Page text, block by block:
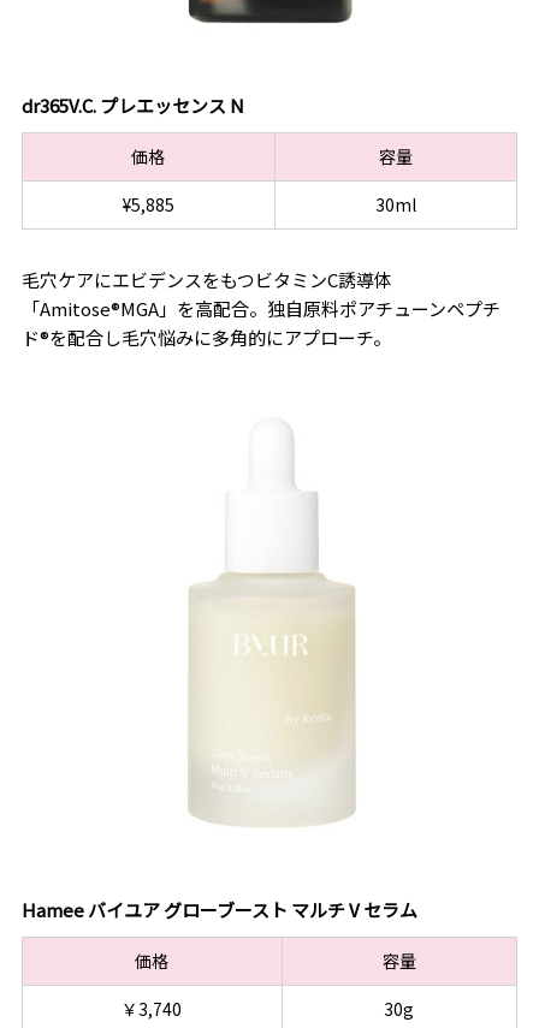
dr365V.C. プレエッセンス N
価格
容量
¥5,885
30ml
毛穴ケアにエビデンスをもつビタミンC誘導体
「Amitose®MGA」を高配合。独自原料ポアチューンペプチ
ド®を配合し毛穴悩みに多角的にアプローチ。
Hamee バイユア グローブースト マルチ V セラム
価格
容量
￥3,740
30g